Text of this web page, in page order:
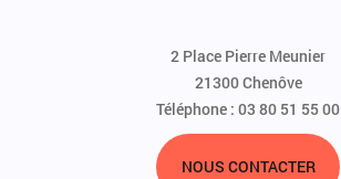
2 Place Pierre Meunier
21300 Chenôve
Téléphone : 03 80 51 55 00
NOUS CONTACTER